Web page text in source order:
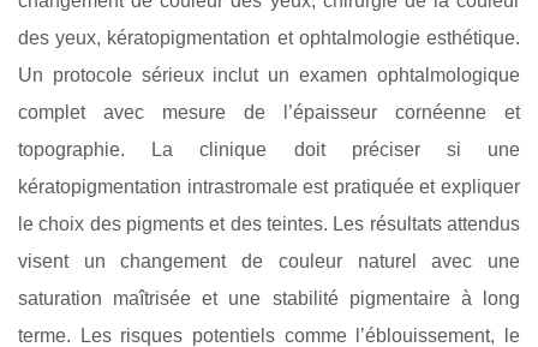
des yeux, kératopigmentation et ophtalmologie esthétique.
Un protocole sérieux inclut un examen ophtalmologique
complet avec mesure de l’épaisseur cornéenne et
topographie. La clinique doit préciser si une
kératopigmentation intrastromale est pratiquée et expliquer
le choix des pigments et des teintes. Les résultats attendus
visent un changement de couleur naturel avec une
saturation maîtrisée et une stabilité pigmentaire à long
terme. Les risques potentiels comme l’éblouissement, le